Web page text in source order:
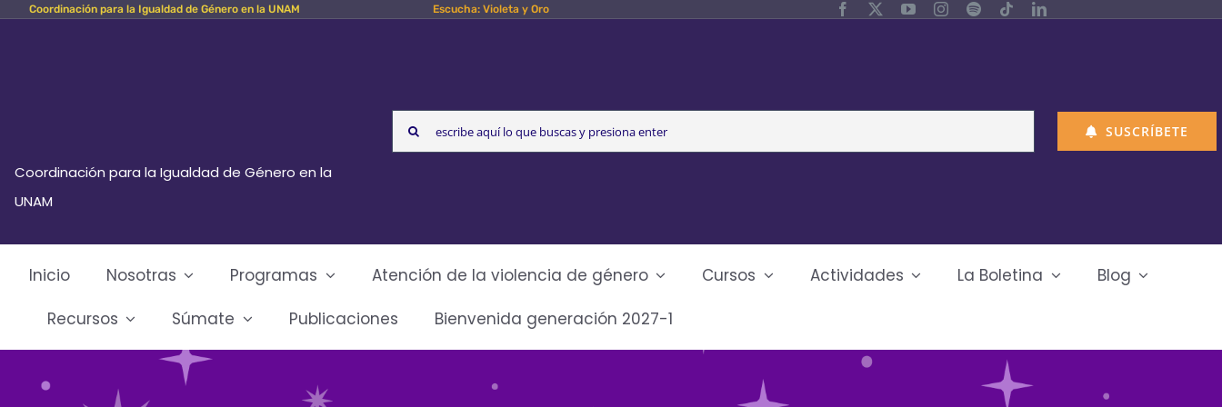
Skip Coordinación para la Igualdad de Género en la UNAM Escucha: Violeta y Oro
Coordinación para la Igualdad de Género en la
UNAM
Search
for:
SUSCRÍBETE
Inicio Nosotras Programas Atención de la violencia de género Cursos Actividades La Boletina
Blog
Recursos
Súmate Publicaciones Bienvenida generación 2027-1